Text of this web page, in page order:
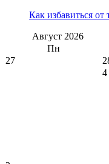
Как избавиться от
Август 2026
Пн
27
4